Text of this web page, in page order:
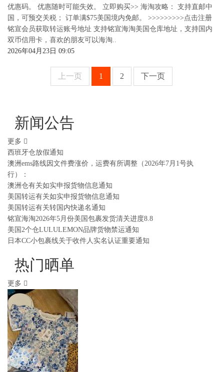
优惠码。 优惠随时可能失效。 立即购买>> 海淘攻略： 支持直邮中
国，可预交关税； 订单满$75美国境内免邮。 >>>>>>>>>点击注册
铭宣会员获取转运账号地址 支持铭宣海淘美国仓库地址，支持国内
双币信用卡，喜欢的朋友可以海淘..
2026年04月23日 09:05
上一页 1 2 下一页
新闻公告
更多
西班牙仓放假通知
澳洲ems路线因文件费涨价，运费有所调整（2026年7月1号执
行）：
澳洲仓有关如实申报货物信息通知
美国转运有关如实申报货物信息通知
美国转运有关转国内快递名通知
铭宣海淘2026年5月份美国包裹发货清关进度8.8
美国2个仓LULULEMON品牌货物禁运通知
日本CC小包裹线关于收件人实名认证重要通知
热门晒单
更多